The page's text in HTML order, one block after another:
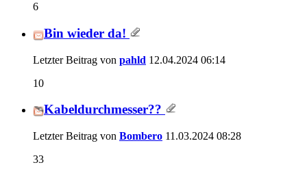
6
Bin wieder da!
Letzter Beitrag von pahld 12.04.2024 06:14
10
Kabeldurchmesser??
Letzter Beitrag von Bombero 11.03.2024 08:28
33